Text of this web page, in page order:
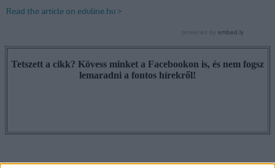
Tetszett a cikk? Kövess minket a Facebookon is, és nem fogsz
lemaradni a fontos hírekről!